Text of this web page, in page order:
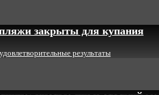
закрыты для купания
результаты
обещает быть
возможны морозные